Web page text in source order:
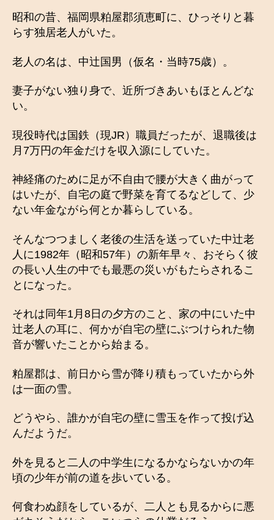
昭和の昔、福岡県粕屋郡須恵町に、ひっそりと暮
らす独居老人がいた。
老人の名は、中辻国男（仮名・当時75歳）。
妻子がない独り身で、近所づきあいもほとんどな
い。
現役時代は国鉄（現JR）職員だったが、退職後は
月7万円の年金だけを収入源にしていた。
神経痛のために足が不自由で腰が大きく曲がって
はいたが、自宅の庭で野菜を育てるなどして、少
ない年金ながら何とか暮らしている。
そんなつつましく老後の生活を送っていた中辻老
人に1982年（昭和57年）の新年早々、おそらく彼
の長い人生の中でも最悪の災いがもたらされるこ
とになった。
それは同年1月8日の夕方のこと、家の中にいた中
辻老人の耳に、何かが自宅の壁にぶつけられた物
音が響いたことから始まる。
粕屋郡は、前日から雪が降り積もっていたから外
は一面の雪。
どうやら、誰かが自宅の壁に雪玉を作って投げ込
んだようだ。
外を見ると二人の中学生になるかならないかの年
頃の少年が前の道を歩いている。
何食わぬ顔をしているが、二人とも見るからに悪